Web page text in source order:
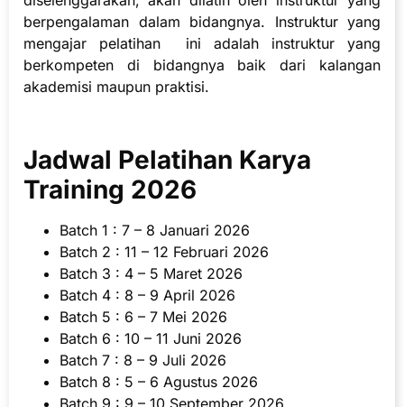
berpengalaman dalam bidangnya. Instruktur yang
mengajar pelatihan ini adalah instruktur yang
berkompeten di bidangnya baik dari kalangan
akademisi maupun praktisi.
Jadwal Pelatihan Karya
Training 2026
Batch 1 : 7 – 8 Januari 2026
Batch 2 : 11 – 12 Februari 2026
Batch 3 : 4 – 5 Maret 2026
Batch 4 : 8 – 9 April 2026
Batch 5 : 6 – 7 Mei 2026
Batch 6 : 10 – 11 Juni 2026
Batch 7 : 8 – 9 Juli 2026
Batch 8 : 5 – 6 Agustus 2026